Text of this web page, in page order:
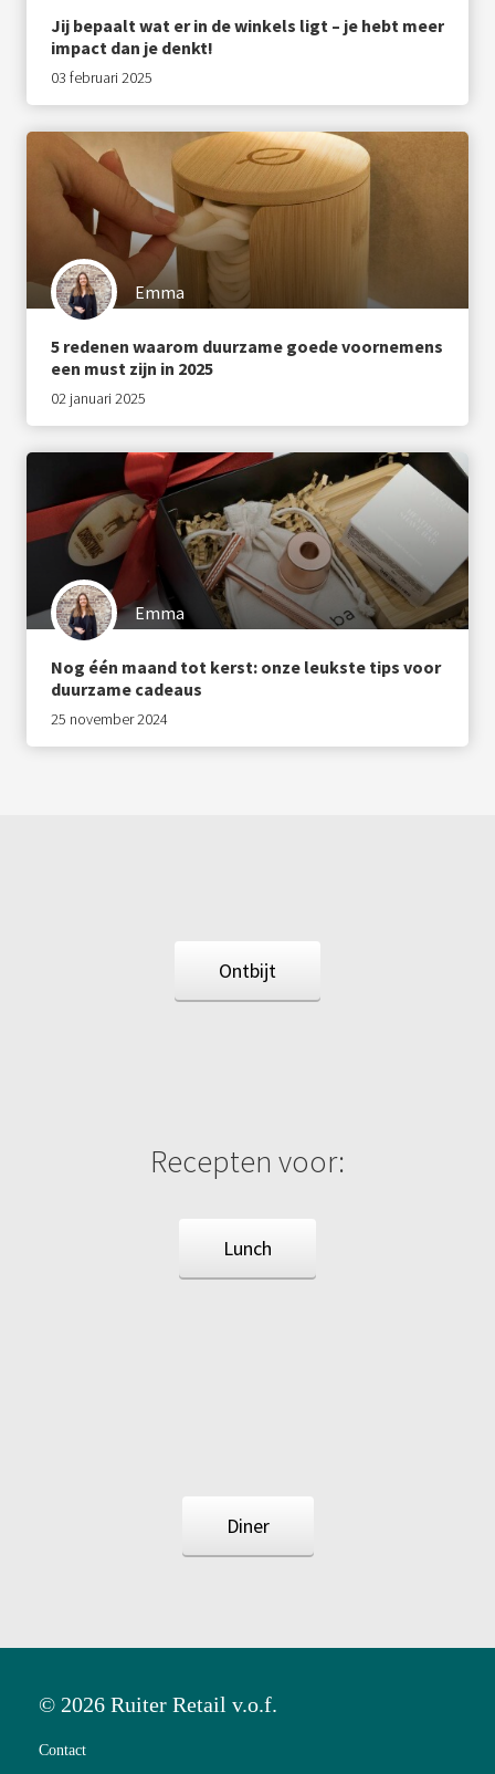
Jij bepaalt wat er in de winkels ligt – je hebt meer
impact dan je denkt!
03 februari 2025
Emma
5 redenen waarom duurzame goede voornemens
een must zijn in 2025
02 januari 2025
Emma
Nog één maand tot kerst: onze leukste tips voor
duurzame cadeaus
25 november 2024
Ontbijt
Recepten voor:
Lunch
Diner
© 2026 Ruiter Retail v.o.f.
Contact